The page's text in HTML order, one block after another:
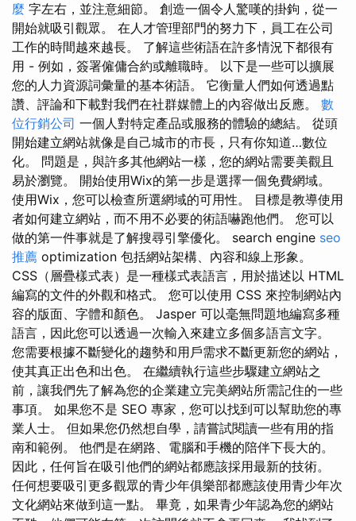
麼 字左右，並注意細節。 創造一個令人驚嘆的掛鉤，從一
開始就吸引觀眾。 在人才管理部門的努力下，員工在公司
工作的時間越來越長。 了解這些術語在許多情況下都很有
用 - 例如，簽署僱傭合約或離職時。 以下是一些可以擴展
您的人力資源詞彙量的基本術語。 它衡量人們如何透過點
讚、評論和下載對我們在社群媒體上的內容做出反應。 數
位行銷公司 一個人對特定產品或服務的體驗的總結。 從頭
開始建立網站就像是自己城市的市長，只有你知道…數位
化。 問題是，與許多其他網站一樣，您的網站需要美觀且
易於瀏覽。 開始使用Wix的第一步是選擇一個免費網域。
使用Wix，您可以檢查所選網域的可用性。 目標是教導使用
者如何建立網站，而不用不必要的術語嚇跑他們。 您可以
做的第一件事就是了解搜尋引擎優化。 search engine seo
推薦 optimization 包括網站架構、內容和線上形象。
CSS（層疊樣式表）是一種樣式表語言，用於描述以 HTML
編寫的文件的外觀和格式。 您可以使用 CSS 來控制網站內
容的版面、字體和顏色。 Jasper 可以毫無問題地編寫多種
語言，因此您可以透過一次輸入來建立多個多語言文字。
您需要根據不斷變化的趨勢和用戶需求不斷更新您的網站，
使其真正出色和出色。 在繼續執行這些步驟建立網站之
前，讓我們先了解為您的企業建立完美網站所需記住的一些
事項。 如果您不是 SEO 專家，您可以找到可以幫助您的專
業人士。 但如果您仍然想自學，請嘗試閱讀一些有用的指
南和範例。 他們是在網路、電腦和手機的陪伴下長大的。
因此，任何旨在吸引他們的網站都應該採用最新的技術。
任何想要吸引更多觀眾的青少年俱樂部都應該使用青少年次
文化網站來做到這一點。 畢竟，如果青少年認為您的網站